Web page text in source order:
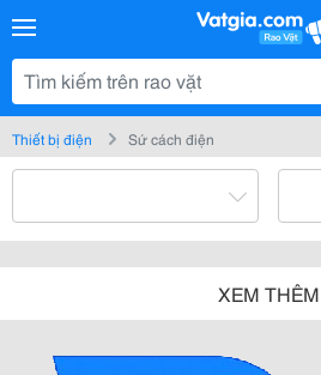
Thiết bị điện Sứ cách điện
XEM THÊM